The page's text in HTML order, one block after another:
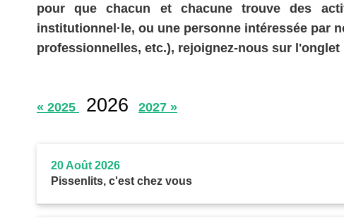
pour que chacun et chacune trouve des
institutionnel·le, ou une personne intéressée par
professionnelles, etc.), rejoignez-nous sur
« 2025 2026 2027 »
20 Août 2026
Pissenlits, c'est chez vous